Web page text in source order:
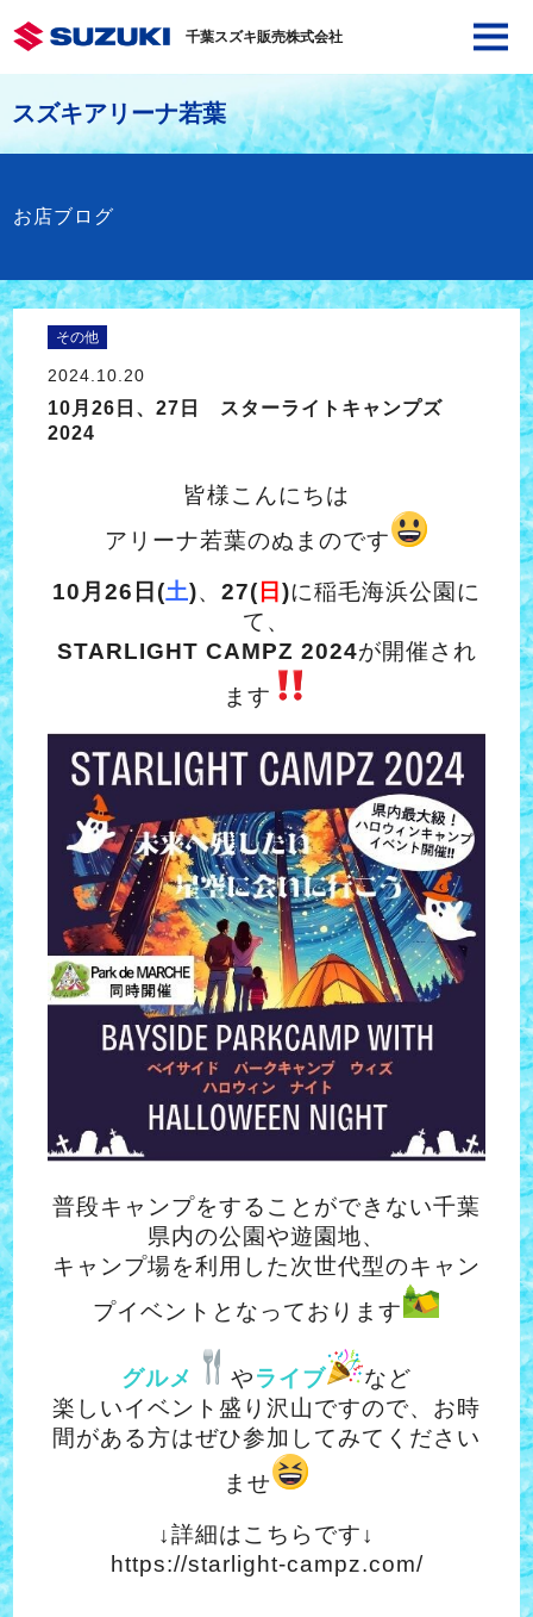
千葉スズキ販売株式会社
スズキアリーナ若葉
お店ブログ
その他
2024.10.20
10月26日、27日 スターライトキャンプズ
2024
皆様こんにちは
アリーナ若葉のぬまのです
10月26日(土)、 27( 日 )に稲毛海浜公園に
て、
STARLIGHT CAMPZ 2024が開催され
ます
普段キャンプをすることができない千葉
県内の公園や遊園地、
キャンプ場を利用した次世代型のキャン
プイベントとなっております
グルメ やライブ
など
楽しいイベント盛り沢山ですので、お時
間がある方はぜひ参加してみてください
ませ
↓詳細はこちらです↓
https://starlight-campz.com/